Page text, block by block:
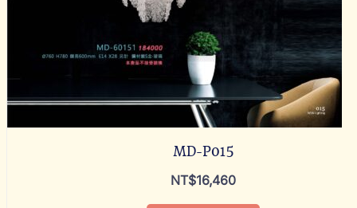
MD-P015
NT$16,460